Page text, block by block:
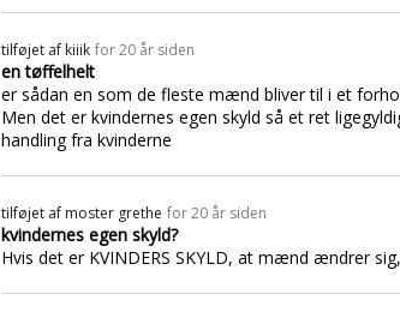
tilføjet af kiiik for 20 år siden
en tøffelhelt
er sådan en som de fleste mænd bliver til i et
Men det er kvindernes egen skyld så et ret
handling fra kvinderne
tilføjet af moster grethe for 20 år siden
kvindernes egen skyld?
Hvis det er KVINDERS SKYLD, at mænd ændrer